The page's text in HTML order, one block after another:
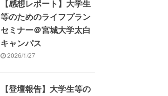
【感想レポート】大学生
等のためのライフプラン
セミナー＠宮城大学太白
キャンパス
2026/1/27
【登壇報告】大学生等の